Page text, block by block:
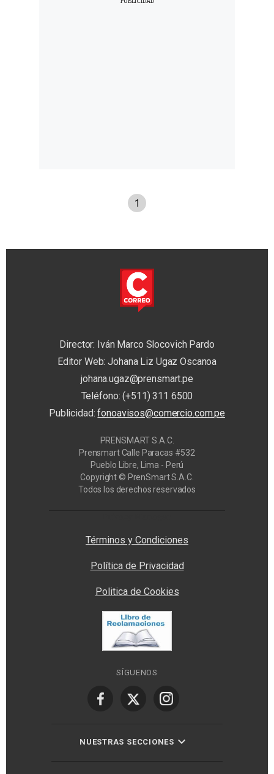
1
Director: Iván Marco Slocovich Pardo
Editor Web: Johana Liz Ugaz Oscanoa
johana.ugaz@prensmart.pe
Teléfono: (+511) 311 6500
Publicidad:fonoavisos@comercio.com.pe
PRENSMART S.A.C.
Prensmart Calle Paracas #532
Pueblo Libre, Lima - Perú
Copyright © PrenSmart S.A.C.
Todos los derechos reservados
Términos y Condiciones
Política de Privacidad
Politica de Cookies
SÍGUENOS
NUESTRAS SECCIONES